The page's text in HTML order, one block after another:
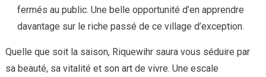
fermés au public. Une belle opportunité d’en apprendre
davantage sur le riche passé de ce village d’exception.
Quelle que soit la saison, Riquewihr saura vous séduire par
sa beauté, sa vitalité et son art de vivre. Une escale